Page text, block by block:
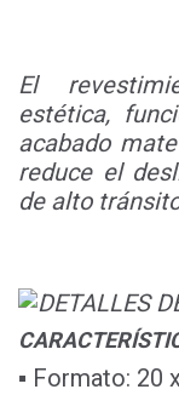
El
estética,
acabado
reduce el
de alto
▪ Formato: 20